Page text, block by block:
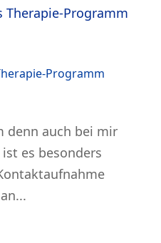
Programm
denn auch bei mir
es besonders